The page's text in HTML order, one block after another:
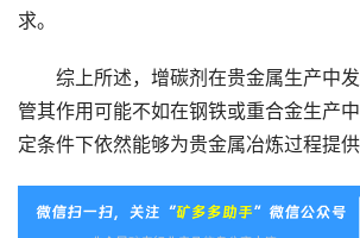
求。
综上所述，增碳剂在贵金属生产中发
管其作用可能不如在钢铁或重合金生产
定条件下依然能够为贵金属冶炼过程提供